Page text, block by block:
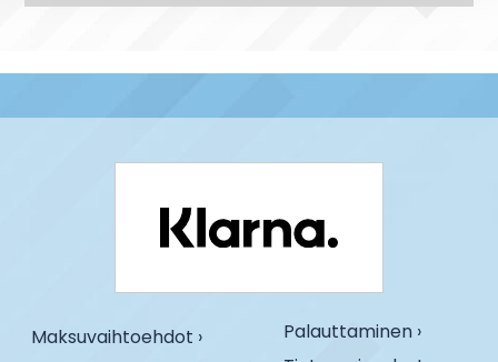
Maksuvaihtoehdot ›
Palauttaminen ›